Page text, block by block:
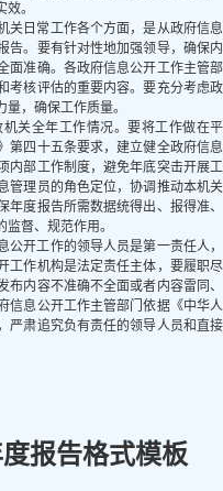
。
关日常工作各个方面，是从政府信息
告。要有针对性地加强领导，确保内
面准确。各政府信息公开工作主管部
考核评估的重要内容。要充分考虑政
，确保工作质量。
关全年工作情况。要将工作做在平
第四十五条要求，建立健全政府信息
内部工作制度，避免年底突击开展工
管理员的角色定位，协调推动本机关
度报告所需数据统得出、报得准、
督、规范作用。
公开工作的领导人员是第一责任人，
工作机构是法定责任主体，要履职尽
内容不准确不全面或者内容雷同、
信息公开工作主管部门依据《中华人
严肃追究负有责任的领导人员和直接
报告格式模板